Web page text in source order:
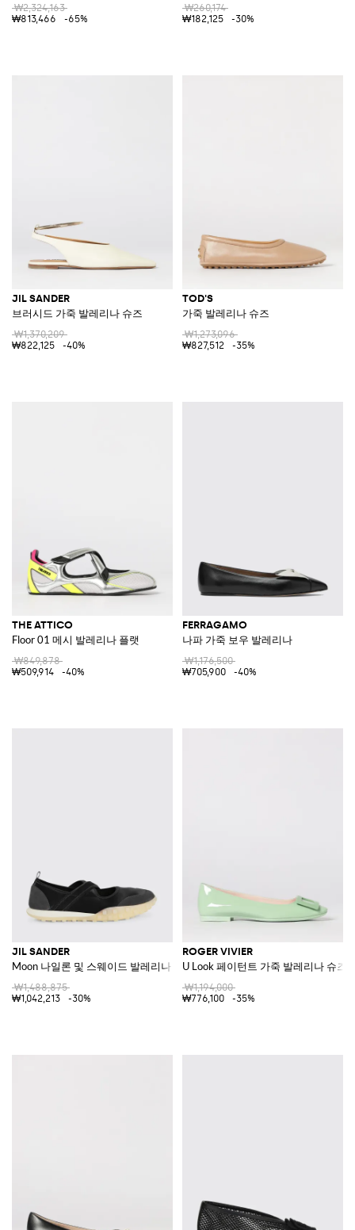
₩2,324,163
₩813,466
-65%
₩260,174
₩182,125
-30%
JIL SANDER
브러시드 가죽 발레리나 슈즈
₩1,370,209
₩822,125
-40%
TOD'S
가죽 발레리나 슈즈
₩1,273,096
₩827,512
-35%
THE ATTICO
Floor 01 메시 발레리나 플랫
₩849,878
₩509,914
-40%
FERRAGAMO
나파 가죽 보우 발레리나
₩1,176,500
₩705,900
-40%
JIL SANDER
Moon 나일론 및 스웨이드 발레리나 슈즈
₩1,488,875
₩1,042,213
-30%
ROGER VIVIER
U Look 페이턴트 가죽 발레리나 슈즈
₩1,194,000
₩776,100
-35%